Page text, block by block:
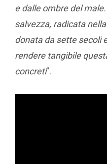
e dalle ombre del
salvezza, radicata
donata da sette secoli
rendere tangibile
concreti”.